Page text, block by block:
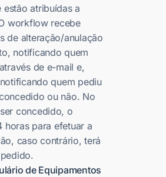
atribuídas a
workflow recebe
de alteração/anulação
notificando quem
de e-mail e,
quem pediu
ou não. No
concedido, o
horas para efetuar a
caso contrário, terá
de Equipamentos